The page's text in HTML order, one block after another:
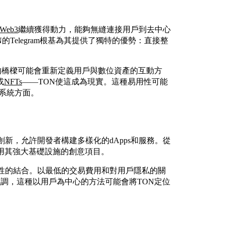
Web3繼續獲得動力，能夠無縫連接用戶到去中心
Telegram根基為其提供了獨特的優勢：直接整
樑可能會重新定義用戶與數位資產的互動方
NFTs——TON使這成為現實。這種易用性可能
統方面。
，允許開發者構建多樣化的dApps和服務。從
強大基礎設施的創意項目。
結合。以最低的交易費用和對用戶隱私的關
，這種以用戶為中心的方法可能會將TON定位